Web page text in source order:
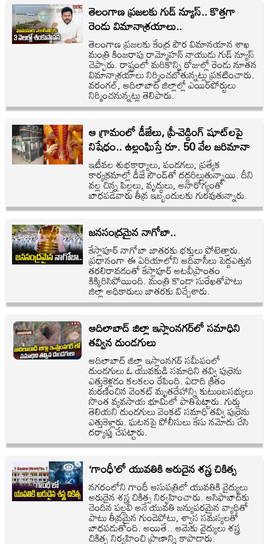
తెలంగాణ ప్రజలకు గుడ్ న్యూస్.. కొత్తగా
రెండు విమానాశ్రయాలు..
తెలంగాణ ప్రజలకు కేంద్ర పౌర విమానయాన శాఖ
మంత్రి కింజరాపు రామ్మోహన్ నాయుడు గుడ్ న్యూస్
చెప్పారు. రాష్ట్రంలో మరికొన్ని రోజుల్లో రెండు నూతన
విమానాశ్రయాలు నిర్మించబోతున్నట్లు ప్రకటించారు.
వరంగల్, ఆదిలాబాద్ జిల్లాల్లో ఎయిర్‌పోర్టులు
నిర్మించనున్నట్లు తెలిపారు.
ఆ గ్రామంలో డీజేలు, ప్రీ-వెడ్డింగ్ షూట్‌లపై
నిషేధం.. ఉల్లంఘిస్తే రూ. 50 వేల జరిమానా
ఇటీవల శుభకార్యాలు, పండగలు, ప్రత్యేక
కార్యక్రమాల్లో డీజే సౌండ్‌తో దద్దరిల్లుతున్నాయి. దీని
వల్ల చిన్న పిల్లలు, వృద్ధులు, అనారోగ్యంతో
బాధపడేవారు తీవ్ర ఇబ్బందులకు గురవుతున్నారు.
జనసంద్రమైన నాగోబా..
కేస్లాపూర్‌ నాగోబా జాతరకు భక్తులు పోటెత్తారు.
ప్రధానంగా ఈ ఏరియాలోని ఆదివాసీలు పెద్దఎత్తున
తరలిరావడంతో కేస్లాపూర్ అటవీప్రాంతం
కిక్కిరిసిపోయింది. మంత్రి కొండా సురేఖతోపాటు
జిల్లా అధికారులు జాతరకు విచ్చేశారు.
ఆదిలాబాద్ జిల్లా ఇస్లాంనగర్‌లో సమాధిని
తవ్విన దుండగులు
ఆదిలాబాద్ జిల్లా ఇస్లాంనగర్ సమీపంలో
దుండగులు ఓ యువకుడి సమాధిని తవ్వి పుర్రెను
ఎత్తుకెళ్లడం కలకలం రేపింది. ఏడాది క్రితం
మరణించిన వెంకట్ మృతదేహాన్ని కుటుంబసభ్యులు
సొంత వ్యవసాయ భూమిలో పాతిపెట్టారు. గుర్తు
తెలియని దుండగులు వెంకట్ సమాధి తవ్వి పుర్రెను
ఎత్తుకెళ్లారు. ఘటనపై పోలీసులు కేసు నమోదు చేసి
దర్యాప్తు చేపట్టారు.
‘గాంధీ’లో యువతికి అరుదైన శస్త్ర చికిత్స
నగరంలోని గాంధీ ఆసుపత్రిలో యువతికి వైద్యులు
అరుదైన శస్త్ర చికిత్స నిర్వహించారు. ఆసిఫాబాద్‌కు
చెందిన పల్లవి అనే యువతి జన్యుపరమైన వ్యాధితో
పాటు తీవ్రమైన గుండెపోటు, శ్వాస సమస్యలతో
బాధపడుతోంది. అయితే.. ఆమెకు వైద్యులు శస్త్ర
చికిత్స నిర్వహించి ప్రాణాన్ని కాపాడారు.